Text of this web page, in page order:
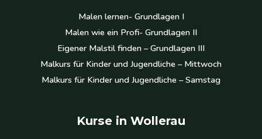
Malen lernen- Grundlagen I
Malen wie ein Profi- Grundlagen II
Eigener Malstil finden – Grundlagen III
Malkurs für Kinder und Jugendliche – Mittwoch
Malkurs für Kinder und Jugendliche – Samstag
Kurse in Wollerau